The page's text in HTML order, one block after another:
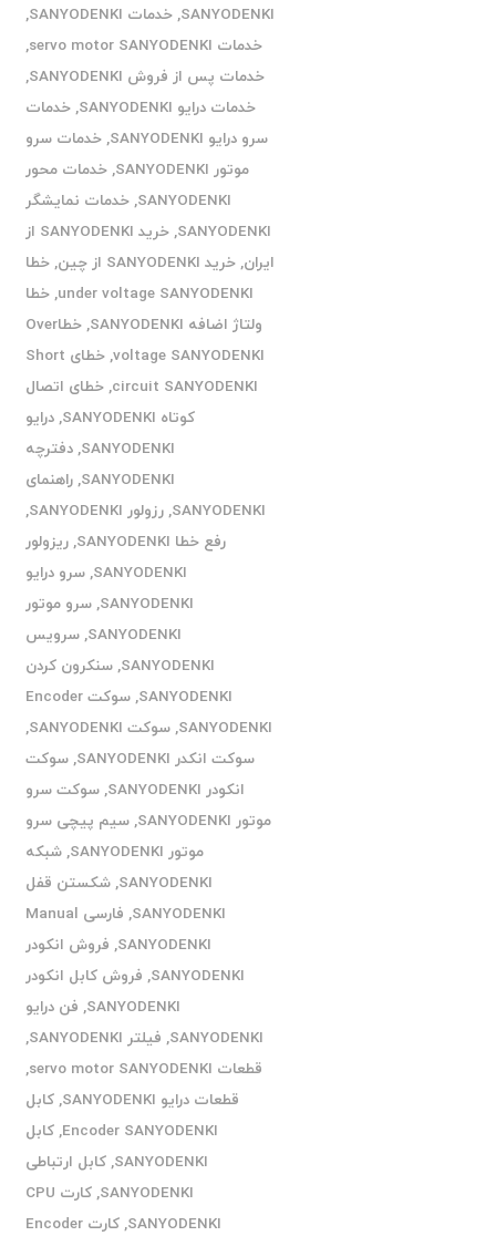
SANYODENKI
,خدمات SANYODENKI
,
خدمات servo motor SANYODENKI
,
خدمات پس از فروش SANYODENKI
,
خدمات درایو SANYODENKI
,خدمات
سرو درایو SANYODENKI
,خدمات سرو
موتور SANYODENKI
,خدمات محور
SANYODENKI
,خدمات نمایشگر
SANYODENKI
,
خرید SANYODENKI از
ایران,خرید SANYODENKI از چین ,خطا
under voltage SANYODENKI
,خطا
ولتاژ اضافه SANYODENKI
,
خطاOver
voltage SANYODENKI
,
خطای Short
circuit SANYODENKI
,خطای اتصال
کوتاه SANYODENKI
,درایو
SANYODENKI
,دفترچه
SANYODENKI
,راهنمای
SANYODENKI
,رزولور SANYODENKI
,
رفع خطا SANYODENKI
,ریزولور
SANYODENKI
,سرو درایو
SANYODENKI
,سرو موتور
SANYODENKI
,سرویس
SANYODENKI
,سنکرون کردن
SANYODENKI
,
سوکت Encoder
SANYODENKI
,سوکت SANYODENKI
,
سوکت انکدر SANYODENKI
,سوکت
انکودر SANYODENKI
,سوکت سرو
موتور SANYODENKI
,سیم پیچی سرو
موتور SANYODENKI
,شبکه
SANYODENKI
,شکستن قفل
SANYODENKI
,
فارسی Manual
SANYODENKI
, فروش انکودر
SANYODENKI
, فروش کابل انکودر
SANYODENKI
, فن درایو
SANYODENKI
, فیلتر SANYODENKI
,
قطعات servo motor SANYODENKI
,
قطعات درایو SANYODENKI
,کابل
Encoder SANYODENKI
,کابل
SANYODENKI
,کابل ارتباطی
SANYODENKI
,
کارت CPU
SANYODENKI
,
کارت Encoder